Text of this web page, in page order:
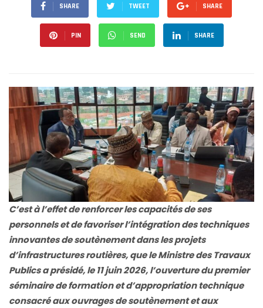
SHARE TWEET SHARE
PIN SEND SHARE
C’est à l’effet de renforcer les capacités de ses
personnels et de favoriser l’intégration des techniques
innovantes de soutènement dans les projets
d’infrastructures routières, que le Ministre des Travaux
Publics a présidé, le 11 juin 2026, l’ouverture du premier
séminaire de formation et d’appropriation technique
consacré aux ouvrages de soutènement et aux